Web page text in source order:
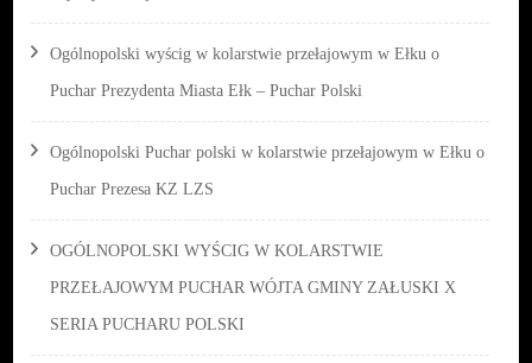
Ogólnopolski wyścig w kolarstwie przełajowym w Ełku o
Puchar Prezydenta Miasta Ełk – Puchar Polski
Ogólnopolski Puchar polski w kolarstwie przełajowym w Ełku o
Puchar Prezesa KZ LZS
OGÓLNOPOLSKI WYŚCIG W KOLARSTWIE
PRZEŁAJOWYM PUCHAR WÓJTA GMINY ZAŁUSKI X
SERIA PUCHARU POLSKI